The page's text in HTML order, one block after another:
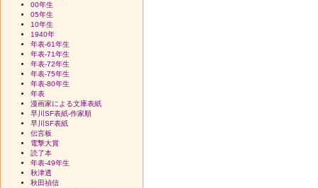
00年生
05年生
10年生
1940年
年表-61年生
年表-71年生
年表-72年生
年表-75年生
年表-80年生
年表
漫画家による文庫表紙
早川SF表紙-作家順
早川SF表紙
伝言板
電撃大賞
読了本
年表-49年生
秋津透
秋田禎信